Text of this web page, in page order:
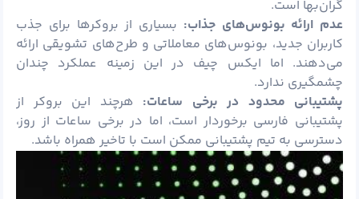
گران‌بها است.
عدم ارائه بونوس‌های جذاب: بسیاری از بروکرها برای جذب
کاربران جدید، بونوس‌های معاملاتی و طرح‌های تشویقی ارائه
می‌دهند. اما ایکس چیف در این زمینه عملکرد چندان
چشمگیری ندارد.
پشتیبانی محدود در برخی ساعات: هرچند این بروکر از
پشتیبانی فارسی برخوردار است، اما در برخی ساعات از روز،
دسترسی به تیم پشتیبانی ممکن است با تاخیر همراه باشد.